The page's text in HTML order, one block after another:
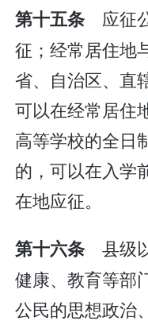
第十五条 应征
征；经常居住地
省、自治区、直
可以在经常居住
高等学校的全日
的，可以在入学
在地应征。
第十六条 县级
健康、教育等部
公民的思想政治